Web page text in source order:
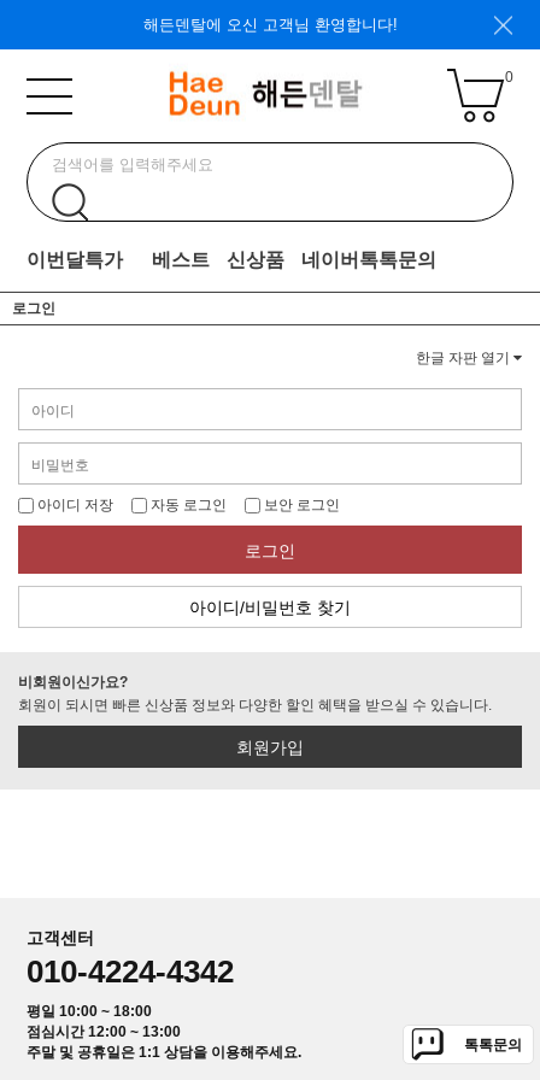
해든덴탈에 오신 고객님 환영합니다!
0
이번달특가 베스트 신상품 네이버톡톡문의
로그인
한글 자판 열기
아이디 저장 자동 로그인 보안 로그인
로그인
아이디/비밀번호 찾기
비회원이신가요?
회원이 되시면 빠른 신상품 정보와 다양한 할인 혜택을 받으실 수 있습니다.
회원가입
고객센터
010-4224-4342
평일 10:00 ~ 18:00
점심시간 12:00 ~ 13:00
주말 및 공휴일은 1:1 상담을 이용해주세요.
톡톡문의